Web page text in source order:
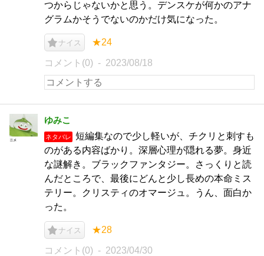
つからじゃないかと思う。デンスケが何かのアナ
グラムかそうでないのかだけ気になった。
ナイス ★24
コメント(0) 2023/08/18
ゆみこ
ネタバレ
短編集なので少し軽いが、チクリと刺すも
のがある内容ばかり。深層心理が隠れる夢。身近
な謎解き。ブラックファンタジー。さっくりと読
んだところで、最後にどんと少し長めの本命ミス
テリー。クリスティのオマージュ。うん、面白か
った。
ナイス ★28
コメント(0) 2023/04/30